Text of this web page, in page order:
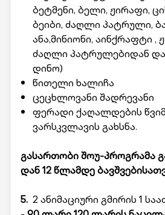
ბეტმენი, ბელი, ჟირაფი,
ბეიბი, ძაღლი პატრული,
ანა,მინიონი, აინქრაფტი ,
ძაღლი პატრულებიდან
დინო)
წითელი ხალიჩა
ცეცხლოვანი შადრევანი
ფერადი ქაღალდების
ვარსკვლავის გახსნა.
გასართობი შოუ-პროგრამა
დან 12 წლამდე
5. 2 ანიმაციური გმირის 1